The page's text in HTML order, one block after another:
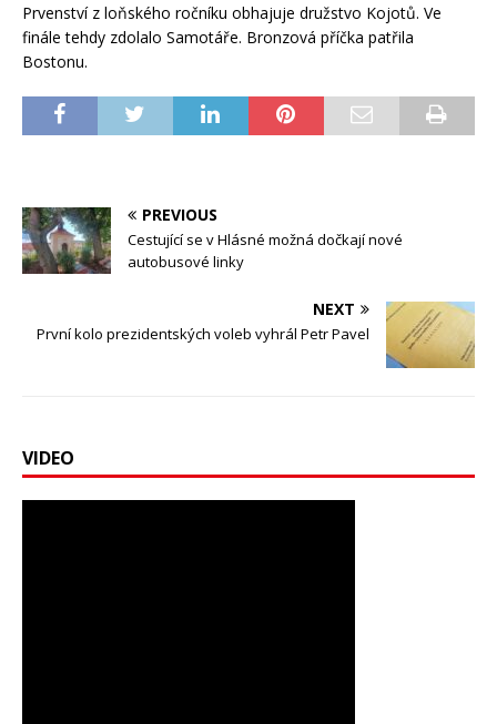
Prvenství z loňského ročníku obhajuje družstvo Kojotů. Ve
finále tehdy zdolalo Samotáře. Bronzová příčka patřila
Bostonu.
PREVIOUS
Cestující se v Hlásné možná dočkají nové
autobusové linky
NEXT
První kolo prezidentských voleb vyhrál Petr Pavel
VIDEO